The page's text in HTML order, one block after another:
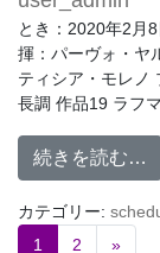
とき：2020年2月
揮：パーヴォ・ヤ
ティシア・モレノ
長調 作品19 ラフ
続きを読む…
カテゴリー:
1
2 »